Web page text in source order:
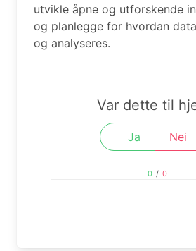
utvikle åpne og utforskende
og planlegge for hvordan
og analyseres.
Var dette til
Ja Nei
0 / 0